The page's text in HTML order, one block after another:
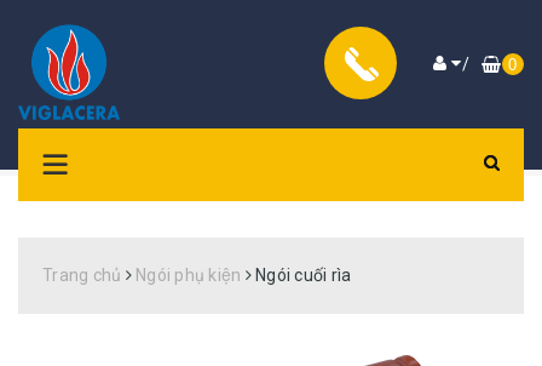
/ 0
Trang chủ Ngói phụ kiện Ngói cuối rìa